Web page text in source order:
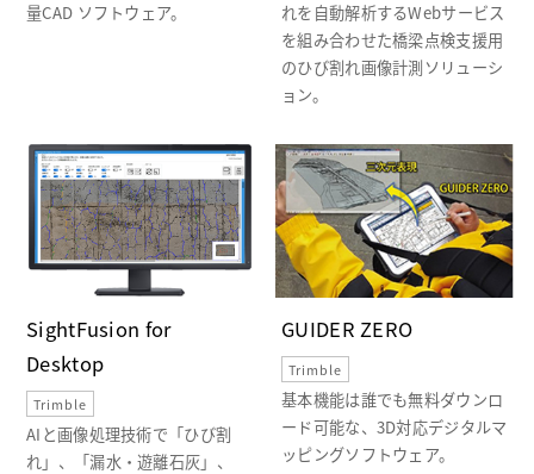
量CAD ソフトウェア。
れを自動解析するWebサービス
を組み合わせた橋梁点検支援用
のひび割れ画像計測ソリューシ
ョン。
SightFusion for
Desktop
Trimble
AIと画像処理技術で「ひび割
れ」、「漏水・遊離石灰」、
GUIDER ZERO
Trimble
基本機能は誰でも無料ダウンロ
ード可能な、3D対応デジタルマ
ッピングソフトウェア。